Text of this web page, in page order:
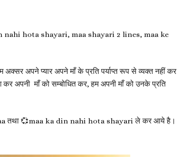
nahi hota shayari, maa shayari 2 lines, maa ke
अपने प्यार अपने माँ के प्रति पर्याप्त रूप से व्यक्त नहीं कर
कर अपनी माँ को सम्बोधित कर, हम अपनी माँ को उनके प्रति
तथा 💞maa ka din nahi hota shayari ले कर आये है।